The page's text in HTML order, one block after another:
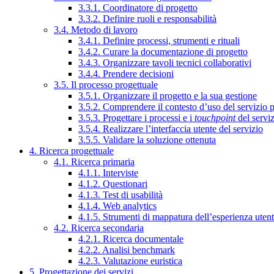
3.3.1. Coordinatore di progetto
3.3.2. Definire ruoli e responsabilità
3.4. Metodo di lavoro
3.4.1. Definire processi, strumenti e rituali
3.4.2. Curare la documentazione di progetto
3.4.3. Organizzare tavoli tecnici collaborativi
3.4.4. Prendere decisioni
3.5. Il processo progettuale
3.5.1. Organizzare il progetto e la sua gestione
3.5.2. Comprendere il contesto d’uso del servizio
3.5.3. Progettare i processi e i touchpointdel
3.5.4. Realizzare l’interfaccia utente del servizio
3.5.5. Validare la soluzione ottenuta
4. Ricerca progettuale
4.1. Ricerca primaria
4.1.1. Interviste
4.1.2. Questionari
4.1.3. Test di usabilità
4.1.4. Web analytics
4.1.5. Strumenti di mappatura dell’esperienza
4.2. Ricerca secondaria
4.2.1. Ricerca documentale
4.2.2. Analisi benchmark
4.2.3. Valutazione euristica
5. Progettazione dei servizi